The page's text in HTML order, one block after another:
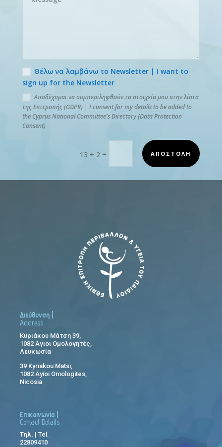
Θέλω να λαμβάνω το Newsletter | I want to
sign up for the Newsletter
Αποδέχομαι να συμπεριληφθούν τα στοιχεία μου στην λίστα
της Επιτροπής (GDPR) | I consent for my details to be added to
the Cyprus National Committee's Directory (Data Protection
Consent)
13 + 2 = ΑΠΟΣΤΟΛΗ
Διεύθυνση |
Address
Κυριάκου Μάτση 39,
1082 Άγιοι Ομολογητές,
Λευκωσία
39 Kyriakou Matsi,
1082 Ayioi Omologites,
Nicosia
Επικοινωνία |
Contact Details
Τηλ. | Tel.
22809410